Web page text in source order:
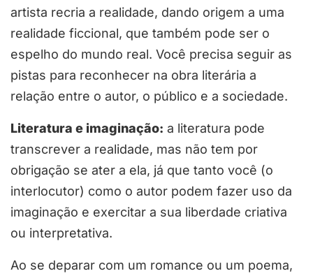
artista recria a realidade, dando origem a uma
realidade ficcional, que também pode ser o
espelho do mundo real. Você precisa seguir as
pistas para reconhecer na obra literária a
relação entre o autor, o público e a sociedade.
Literatura e imaginação: a literatura pode
transcrever a realidade, mas não tem por
obrigação se ater a ela, já que tanto você (o
interlocutor) como o autor podem fazer uso da
imaginação e exercitar a sua liberdade criativa
ou interpretativa.
Ao se deparar com um romance ou um poema,